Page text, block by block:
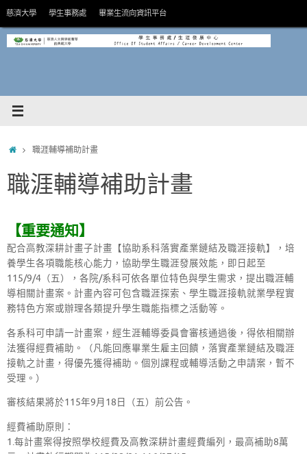
Skip
content
慈濟大學 學生事務處 畢業生流向資訊平台
HOME職涯輔導補助計畫
職涯輔導補助計畫
【重要通知】
配合高教深耕計畫子計畫【協助系科落實產業鏈結及職涯接軌】，培
養學生各項職能核心能力，協助學生職涯發展效能，即日起至
115/9/4（五），各院/系科可依各單位特色與學生需求，提出職涯輔
導相關計畫案。計畫內容可包含職涯探索、學生職涯接軌就業學程實
務特色方案或辦理各類提升學生職能指標之活動等。
各系科可申請一計畫案，經生涯輔導委員會審核通過後，得依相關辦
法獲得經費補助。（凡能回應畢業生雇主回饋，落實產業鏈結及職涯
接軌之計畫，得優先獲得補助。個別課程或輔導活動之申請案，暫不
受理。）
審核結果將於115年9月18日（五）前公告。
經費補助原則：
1.每計畫案得按照學校經費及高教深耕計畫經費編列，最高補助8萬